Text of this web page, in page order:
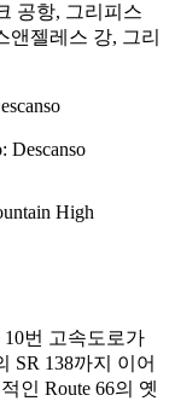
공항, 그리피스
앤젤레스 강, 그리
Descanso
번 고속도로가
SR 138까지 이어
인 Route 66의 옛